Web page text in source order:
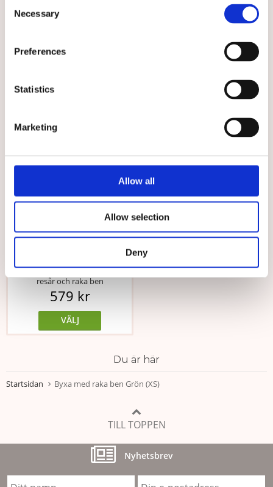
Selection
Necessary
Preferences
Statistics
Marketing
Allow all
Allow selection
Deny
Populär vårdbyxa med rejäla
579 kr
Vit vårdbyxa med rejäla
★★★★★
Funktionella vårdbyxor med
resår och raka ben
579 kr
VÄLJ
Du är här
Startsidan Byxa med raka ben Grön (XS)
TILL TOPPEN
Nyhetsbrev